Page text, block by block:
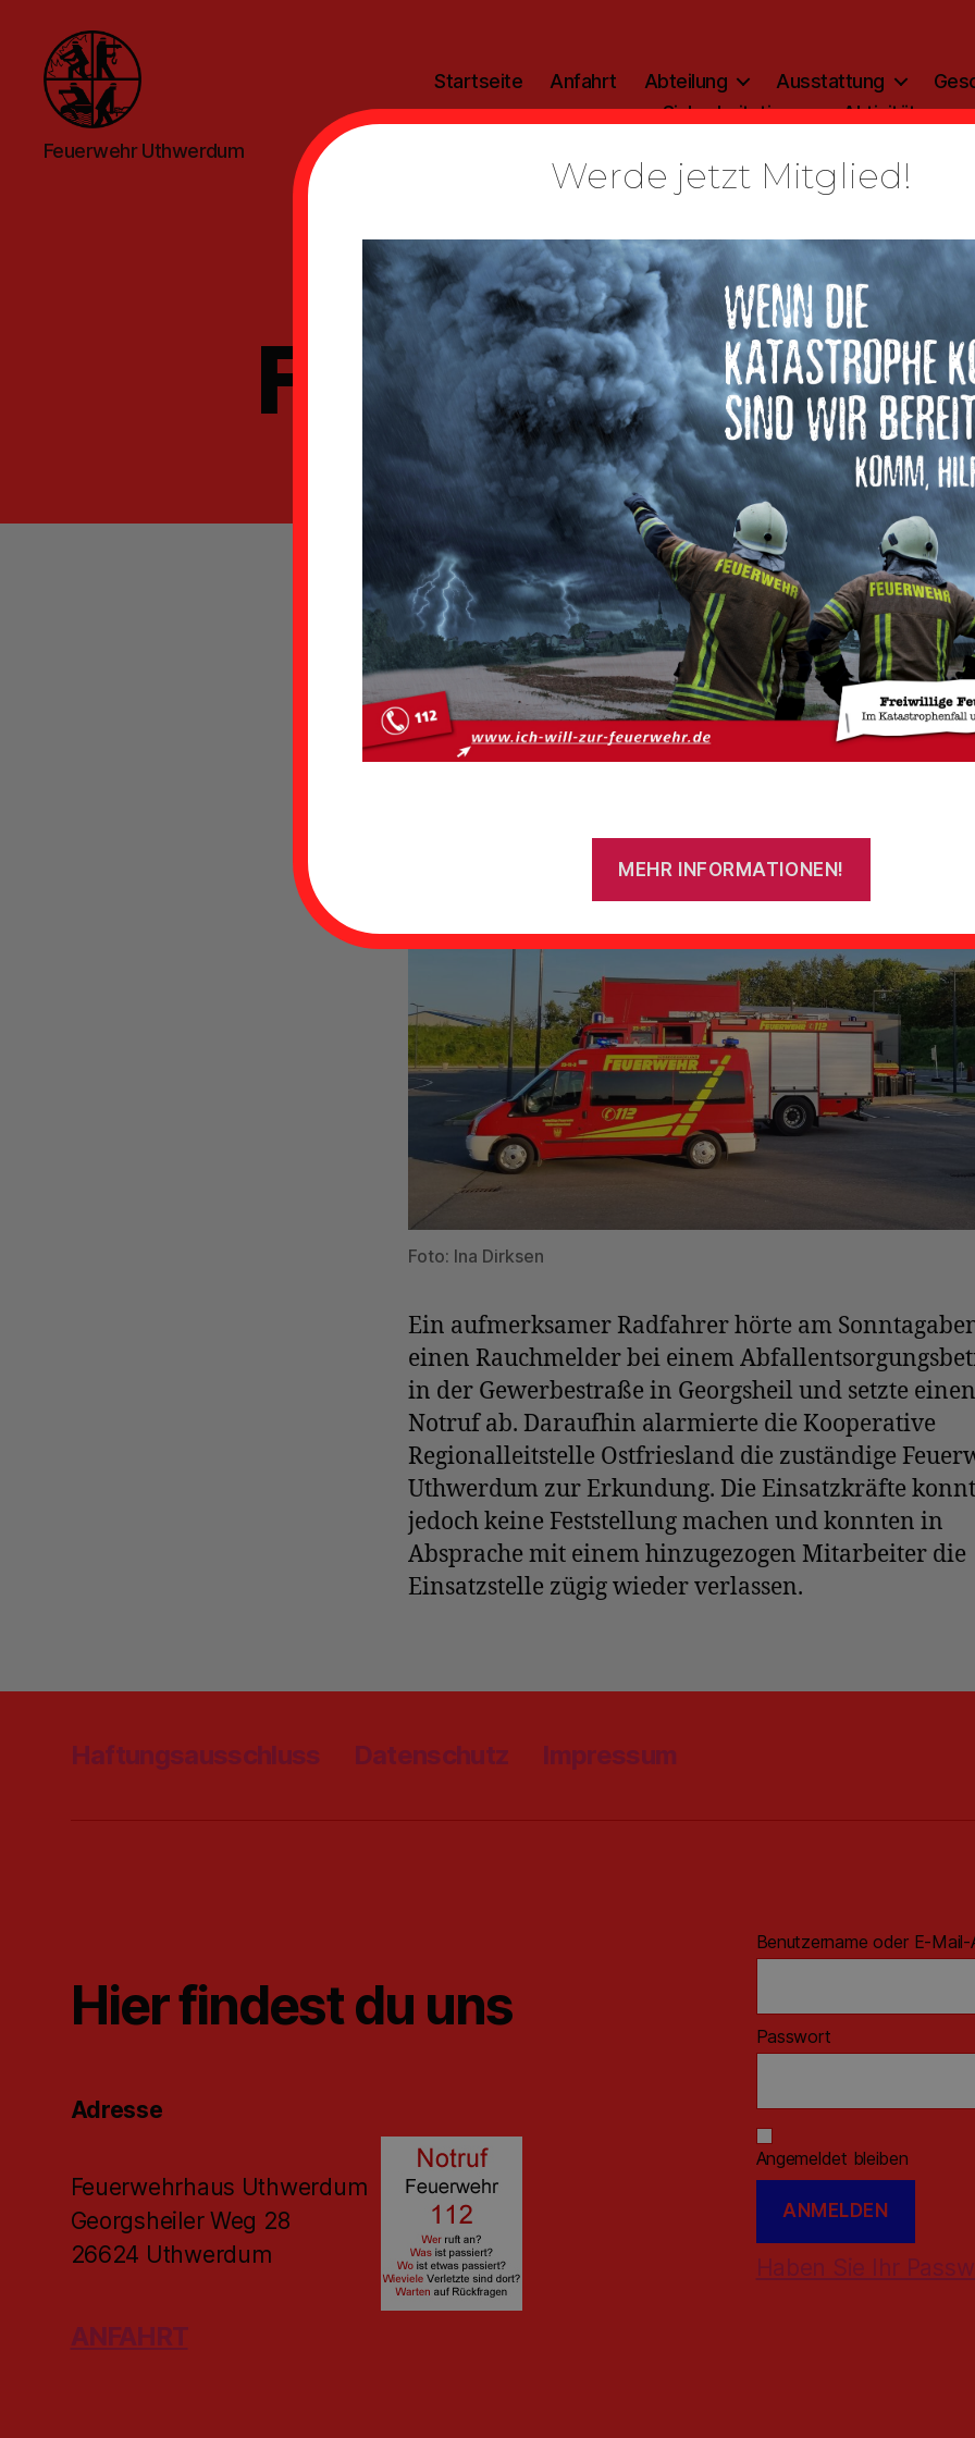
Feuerwehr
Uthwerdum
Feuerwehr Uthwerdum
Startseite Anfahrt Abteilung Ausstattung
Sicherheitstipp
Aktivitäten
Rauchmelder
Beitragsautor
VonStefanIhnen Veröffentlichungsdatum
28. Mai 2023
Datum:28. Mai 2023 um 19:52 Uhr
Einsatzart:Fehlararm > BMA
Einsatzort:Georgsheil
Fahrzeuge:ELW,HLF 20/16, LF 10
Foto: Ina Dirksen
Ein aufmerksamer Radfahrer hörte am
einen Rauchmelder bei einem
in der Gewerbestraße in Georgsheil und setzte einen
Notruf ab. Daraufhin alarmierte die Kooperative
Regionalleitstelle Ostfriesland die zuständige
Uthwerdum zur Erkundung. Die Einsatzkräfte
jedoch keine Feststellung machen und konnten in
Absprache mit einem hinzugezogen Mitarbeiter die
Einsatzstelle zügig wieder verlassen.
Haftungsausschluss Datenschutz Impressum
Hier findest du uns
Adresse
Feuerwehrhaus Uthwerdum
Georgsheiler Weg 28
26624 Uthwerdum
ANFAHRT
Benutzername oder E-Mail-
Passwort
Angemeldet bleiben
Haben Sie Ihr
Werde jetzt Mitglied!
MEHR INFORMATIONEN!